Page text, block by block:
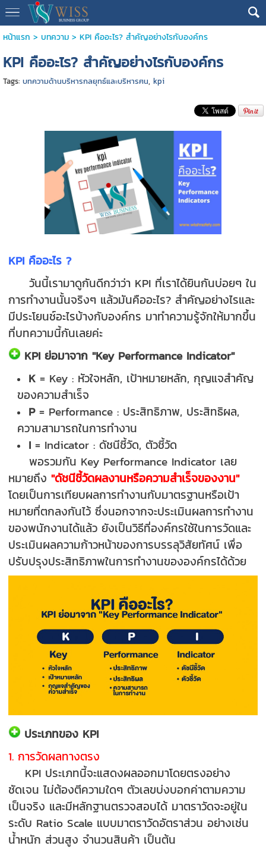
หน้าแรก > บทความ> KPI คืออะไร? สำคัญอย่างไรกับองค์กร
KPI คืออะไร? สำคัญอย่างไรกับองค์กร
Tags: บทความด้านบริหารกลยุทธ์และบริหารฅน, kpi
KPI คืออะไร ?
วันนี้เรามาดูกันดีกว่าว่า KPI ที่เราได้ยินกันบ่อยๆ ใน
การทำงานนั้นจริงๆ แล้วมันคืออะไร? สำคัญอย่างไรและ
มีประโยนช์อะไรบ้างกับองค์กร มาทำความรู้จักให้มากขึ้น
ที่บทความนี้กันเลยค่ะ
KPI ย่อมาจาก "Key Performance Indicator"
K = Key : หัวใจหลัก, เป้าหมายหลัก, กุญแจสำคัญ
ของความสำเร็จ
P= Performance : ประสิทธิภาพ, ประสิทธิผล,
ความสามารถในการทำงาน
I = Indicator : ดัชนีชี้วัด, ตัวชี้วัด
พอรวมกัน Key Performance Indicator เลย
หมายถึง"ดัชนีชี้วัดผลงานหรือความสำเร็จของงาน"
โดยเป็นการเทียบผลการทำงานกับมาตรฐานหรือเป้า
หมายที่ตกลงกันไว้ ซึ่งนอกจากจะประเมินผลการทำงาน
ของพนักงานได้แล้ว ยังเป็นวิธีที่องค์กรใช้ในการวัดและ
ประเมินผลความก้าวหน้าของการบรรลุวิสัยทัศน์ เพื่อ
ปรับปรุงประสิทธิภาพในการทำงานขององค์กรได้ด้วย
ประเภทของ KPI
1. การวัดผลทางตรง
KPI ประเภทนี้จะแสดงผลออกมาโดยตรงอย่าง
ชัดเจน ไม่ต้องตีความใดๆ ตัวเลขบ่งบอกค่าตามความ
เป็นจริง และมีหลักฐานตรวจสอบได้ มาตราวัดจะอยู่ใน
ระดับ Ratio Scale แบบมาตราวัดอัตราส่วน อย่างเช่น
น้ำหนัก ส่วนสูง จำนวนสินค้า เป็นต้น